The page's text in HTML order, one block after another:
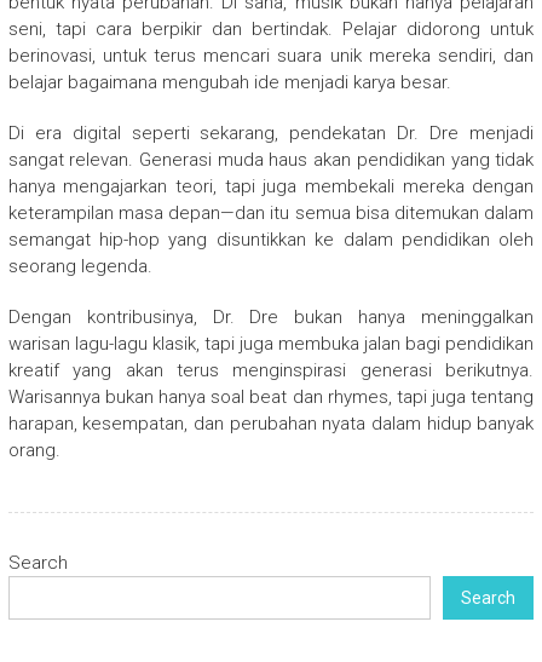
seni, tapi cara berpikir dan bertindak. Pelajar didorong untuk
berinovasi, untuk terus mencari suara unik mereka sendiri, dan
belajar bagaimana mengubah ide menjadi karya besar.
Di era digital seperti sekarang, pendekatan Dr. Dre menjadi
sangat relevan. Generasi muda haus akan pendidikan yang tidak
hanya mengajarkan teori, tapi juga membekali mereka dengan
keterampilan masa depan—dan itu semua bisa ditemukan dalam
semangat hip-hop yang disuntikkan ke dalam pendidikan oleh
seorang legenda.
Dengan kontribusinya, Dr. Dre bukan hanya meninggalkan
warisan lagu-lagu klasik, tapi juga membuka jalan bagi pendidikan
kreatif yang akan terus menginspirasi generasi berikutnya.
Warisannya bukan hanya soal beat dan rhymes, tapi juga tentang
harapan, kesempatan, dan perubahan nyata dalam hidup banyak
orang.
Search
Search